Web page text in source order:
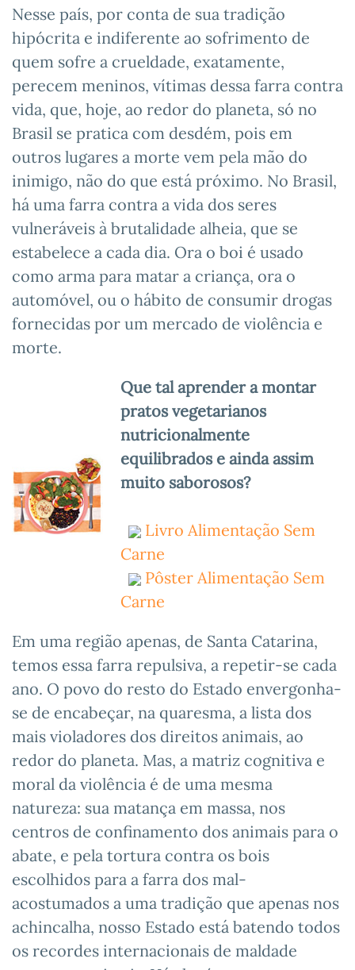
Nesse país, por conta de sua tradição
hipócrita e indiferente ao sofrimento de
quem sofre a crueldade, exatamente,
perecem meninos, vítimas dessa farra contra
vida, que, hoje, ao redor do planeta, só no
Brasil se pratica com desdém, pois em
outros lugares a morte vem pela mão do
inimigo, não do que está próximo. No Brasil,
há uma farra contra a vida dos seres
vulneráveis à brutalidade alheia, que se
estabelece a cada dia. Ora o boi é usado
como arma para matar a criança, ora o
automóvel, ou o hábito de consumir drogas
fornecidas por um mercado de violência e
morte.
Que tal aprender a montar
pratos vegetarianos
nutricionalmente
equilibrados e ainda assim
muito saborosos?
Livro Alimentação Sem
Carne
Pôster Alimentação Sem
Carne
Em uma região apenas, de Santa Catarina,
temos essa farra repulsiva, a repetir-se cada
ano. O povo do resto do Estado envergonha-
se de encabeçar, na quaresma, a lista dos
mais violadores dos direitos animais, ao
redor do planeta. Mas, a matriz cognitiva e
moral da violência é de uma mesma
natureza: sua matança em massa, nos
centros de confinamento dos animais para o
abate, e pela tortura contra os bois
escolhidos para a farra dos mal-
acostumados a uma tradição que apenas nos
achincalha, nosso Estado está batendo todos
os recordes internacionais de maldade